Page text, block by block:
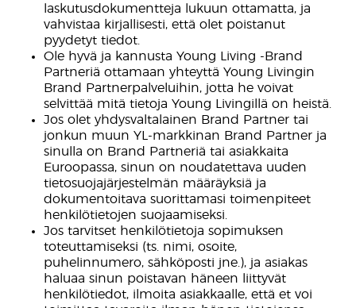
laskutusdokumentteja lukuun ottamatta, ja
vahvistaa kirjallisesti, että olet poistanut
pyydetyt tiedot.
Ole hyvä ja kannusta Young Living -Brand
Partneriä ottamaan yhteyttä Young Livingin
Brand Partnerpalveluihin, jotta he voivat
selvittää mitä tietoja Young Livingillä on heistä.
Jos olet yhdysvaltalainen Brand Partner tai
jonkun muun YL-markkinan Brand Partner ja
sinulla on Brand Partneriä tai asiakkaita
Euroopassa, sinun on noudatettava uuden
tietosuojajärjestelmän määräyksiä ja
dokumentoitava suorittamasi toimenpiteet
henkilötietojen suojaamiseksi.
Jos tarvitset henkilötietoja sopimuksen
toteuttamiseksi (ts. nimi, osoite,
puhelinnumero, sähköposti jne.), ja asiakas
haluaa sinun poistavan häneen liittyvät
henkilötiedot, ilmoita asiakkaalle, että et voi